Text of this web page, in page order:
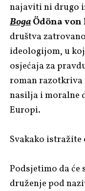
najaviti ni drugo
BogaÖdöna
društva
ideologijom, u
osjećaja za
roman razotkriva
nasilja i moralne
Europi.
Svakako
Podsjetimo da će
druženje pod